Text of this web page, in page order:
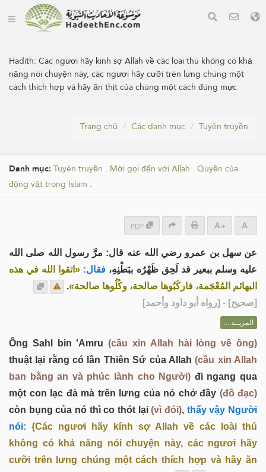
Hadith:Các ngươi hãy kính sợ Allah về các loài thú không có khả
năng nói chuyện này, các ngươi hãy cưỡi trên lưng chúng một
cách thích hợp và hãy ăn thịt của chúng một cách đúng mực
Trang chủ Các danh mục Tuyên truyền
Danh mục: Tuyên truyền . Mời gọi đến với Allah . Quyền của
động vật trong Islam .
PDF + -
عن سهل بن عمرو رضي الله عنه قال: مرَّ رسول الله صلى الله
عليه وسلم ببعير قد لَحِق ظَهْرُه ببَطْنِهِ، فقال: «اتقوا الله في هذه
البهائم المُعْجَمة، فاركَبُوها صالحة، وكُلُوها صالحة».
[صحيح] - [رواه أبو داود وأحمد]
المزيــد ...
Ông Sahl bin 'Amru(cầu xin Allah hài lòng về ông)
thuật lại rằng có lần Thiên Sứ của Allah(cầu xin Allah
ban bằng an và phúc lành cho Người) đi ngang qua
một con lạc đà mà trên lưng của nó chở đầy (đồ đạc)
còn bụng của nó thì co thót lại(vì đói), thấy vậy Người
nói: {Các ngươi hãy kính sợ Allah về các loài thú
không có khả năng nói chuyện này, các ngươi hãy
cưỡi trên lưng chúng một cách thích hợp và hãy ăn